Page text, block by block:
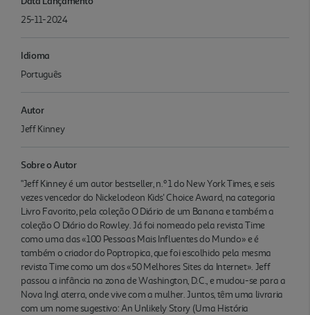
25-11-2024
Idioma
Português
Autor
Jeff Kinney
Sobre o Autor
"Jeff Kinney é um autor bestseller, n.º 1 do New York Times, e seis
vezes vencedor do Nickelodeon Kids' Choice Award, na categoria
Livro Favorito, pela coleção O Diário de um Banana e também a
coleção O Diário do Rowley. Já foi nomeado pela revista Time
como uma das «100 Pessoas Mais Influentes do Mundo» e é
também o criador do Poptropica, que foi escolhido pela mesma
revista Time como um dos «50 Melhores Sites da Internet». Jeff
passou a infância na zona de Washington, D.C., e mudou-se para a
Nova Ingl aterra, onde vive com a mulher. Juntos, têm uma livraria
com um nome sugestivo: An Unlikely Story (Uma História